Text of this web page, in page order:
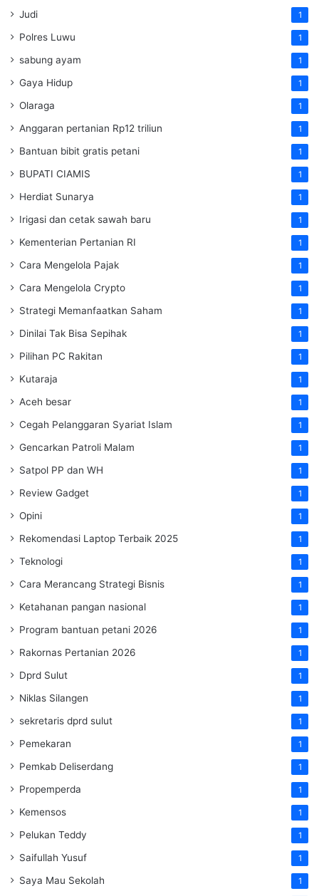
Judi 1
Polres Luwu 1
sabung ayam 1
Gaya Hidup 1
Olaraga 1
Anggaran pertanian Rp12 triliun 1
Bantuan bibit gratis petani 1
BUPATI CIAMIS 1
Herdiat Sunarya 1
Irigasi dan cetak sawah baru 1
Kementerian Pertanian RI 1
Cara Mengelola Pajak 1
Cara Mengelola Crypto 1
Strategi Memanfaatkan Saham 1
Dinilai Tak Bisa Sepihak 1
Pilihan PC Rakitan 1
Kutaraja 1
Aceh besar 1
Cegah Pelanggaran Syariat Islam 1
Gencarkan Patroli Malam 1
Satpol PP dan WH 1
Review Gadget 1
Opini 1
Rekomendasi Laptop Terbaik 2025 1
Teknologi 1
Cara Merancang Strategi Bisnis 1
Ketahanan pangan nasional 1
Program bantuan petani 2026 1
Rakornas Pertanian 2026 1
Dprd Sulut 1
Niklas Silangen 1
sekretaris dprd sulut 1
Pemekaran 1
Pemkab Deliserdang 1
Propemperda 1
Kemensos 1
Pelukan Teddy 1
Saifullah Yusuf 1
Saya Mau Sekolah 1